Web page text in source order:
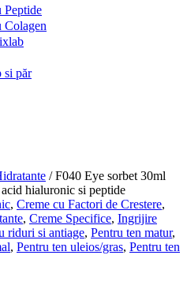
Peptide
Colagen
si păr
/ F040 Eye sorbet 30ml
hialuronic si peptide
, Creme cu Factori de Crestere,
, Creme Specifice, Ingrijire
riduri si antiage, Pentru ten matur,
, Pentru ten uleios/gras, Pentru ten